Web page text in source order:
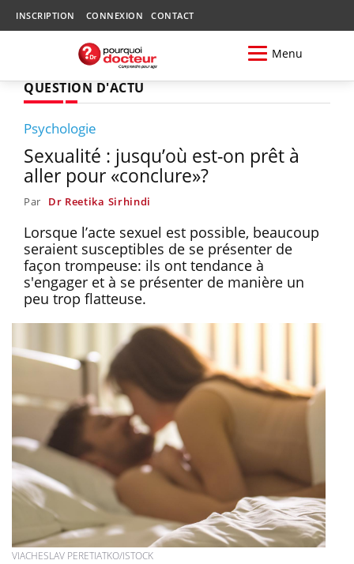
INSCRIPTION CONNEXION CONTACT
Menu
QUESTION D'ACTU
Psychologie
Sexualité : jusqu’où est-on prêt à
aller pour «conclure»?
Par Dr Reetika Sirhindi
Lorsque l’acte sexuel est possible, beaucoup
seraient susceptibles de se présenter de
façon trompeuse: ils ont tendance à
s'engager et à se présenter de manière un
peu trop flatteuse.
VIACHESLAV PERETIATKO/ISTOCK